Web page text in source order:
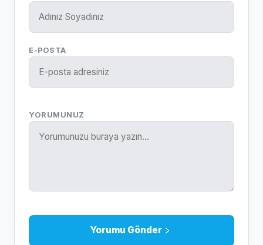
E-POSTA
YORUMUNUZ
Yorumu Gönder